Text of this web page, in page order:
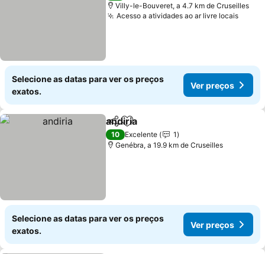
Villy-le-Bouveret, a 4.7 km de Cruseilles
Acesso a atividades ao ar livre locais
Selecione as datas para ver os preços
exatos.
Ver preços
PartilharAdicionar aos favoritos
andiria
10 Excelente
1
Genébra, a 19.9 km de Cruseilles
Selecione as datas para ver os preços
exatos.
Ver preços